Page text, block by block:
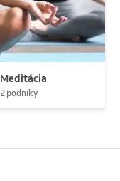
Meditácia
2 podniky